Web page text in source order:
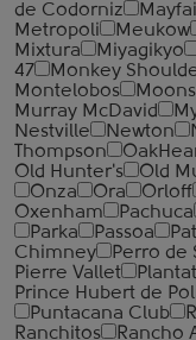
de Codorniz
Metropoli
Meukow
Mixtura
Miyagikyo
47
Monkey
Montelobos
Murray McDavid
Nestville
Newton
Thompson
Old Hunter's
Old
Onza
Ora Orloff
Oxenham
Pachuca
Parka
Passoa
Chimney
Perro de
Pierre Vallet
Prince Hubert de
Puntacana Club
Ranchitos
Rancho